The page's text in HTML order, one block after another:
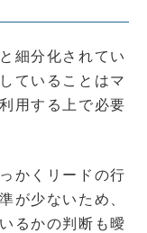
細分化されてい
ていることはマ
用する上で必要
かくリードの行
が少ないため、
るかの判断も曖